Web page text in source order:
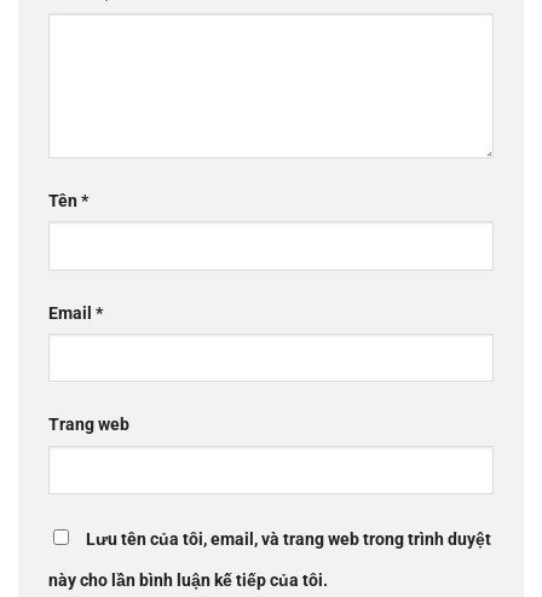
Tên*
Email *
Trang web
Lưu tên của tôi, email, và trang web trong trình duyệt
này cho lần bình luận kế tiếp của tôi.